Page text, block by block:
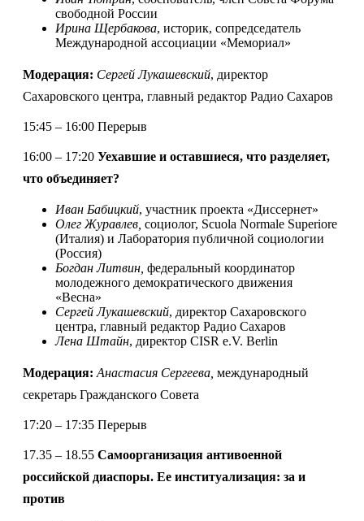
свободной России
Ирина Щербакова, историк, сопредседатель
Международной ассоциации «Мемориал»
Модерация: Сергей Лукашевский, директор
Сахаровского центра, главный редактор Радио Сахаров
15:45 – 16:00 Перерыв
16:00 – 17:20 Уехавшие и оставшиеся, что разделяет,
что объединяет?
Иван Бабицкий, участник проекта «Диссернет»
Олег Журавлев, социолог, Scuola Normale Superiore
(Италия) и Лаборатория публичной социологии
(Россия)
Богдан Литвин, федеральный координатор
молодежного демократического движения
«Весна»
Сергей Лукашевский, директор Сахаровского
центра, главный редактор Радио Сахаров
Лена Штайн, директор CISR e.V. Berlin
Модерация: Анастасия Сергеева, международный
секретарь Гражданского Совета
17:20 – 17:35 Перерыв
17.35 – 18.55 Самоорганизация антивоенной
российской диаспоры. Ее институализация: за и
против